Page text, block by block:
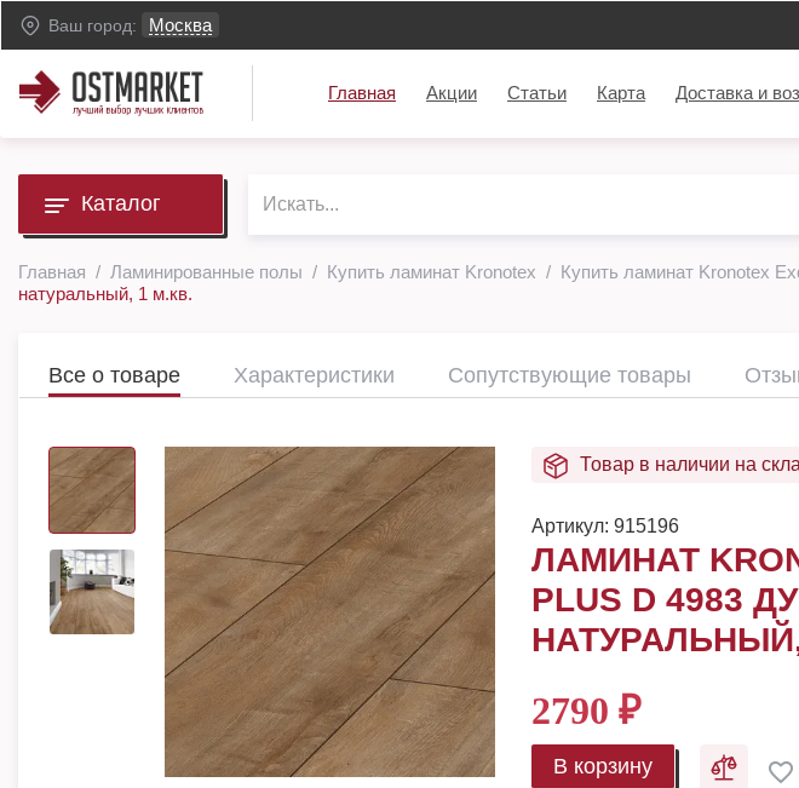
Ваш город: Москва
Главная Акции Статьи Карта Доставка и
Каталог
Главная Ламинированные полы Купить ламинат Kronotex Купить ламинат Kronotex
натуральный, 1 м.кв.
Все о товаре Характеристики Сопутствующие товары
Товар в наличии на
Артикул:915196
ЛАМИНАТ
PLUS D 4983
2790 ₽
В корзину